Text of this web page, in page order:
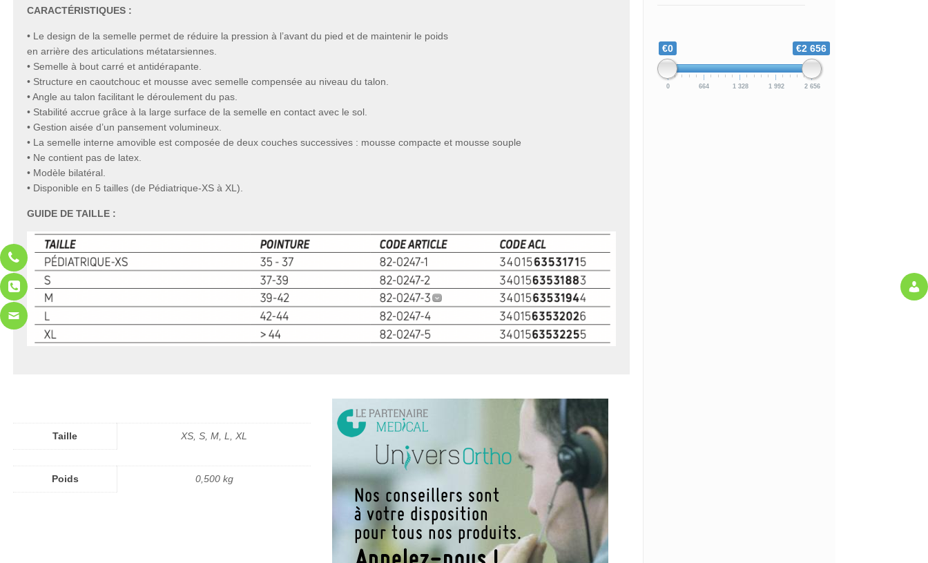
CARACTÉRISTIQUES :
• Le design de la semelle permet de réduire la pression à l’avant du pied et de maintenir le poids
en arrière des articulations métatarsiennes.
• Semelle à bout carré et antidérapante.
• Structure en caoutchouc et mousse avec semelle compensée au niveau du talon.
• Angle au talon facilitant le déroulement du pas.
• Stabilité accrue grâce à la large surface de la semelle en contact avec le sol.
• Gestion aisée d’un pansement volumineux.
• La semelle interne amovible est composée de deux couches successives : mousse compacte et mousse souple
• Ne contient pas de latex.
• Modèle bilatéral.
• Disponible en 5 tailles (de Pédiatrique-XS à XL).
GUIDE DE TAILLE :
Taille XS, S, M, L, XL
Poids 0,500 kg
€0 €2 656
0 664 1 328 1 992 2 656